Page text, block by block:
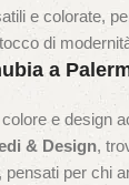
e colorate,
di
a
e design
& Design,
, pensati per chi